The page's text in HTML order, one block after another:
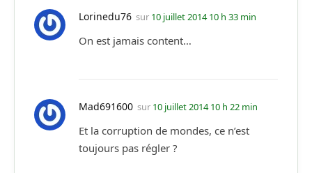
Lorinedu76 sur 10 juillet 2014 10 h 33 min
On est jamais content…
Mad691600 sur 10 juillet 2014 10 h 22 min
Et la corruption de mondes, ce n’est
toujours pas régler ?